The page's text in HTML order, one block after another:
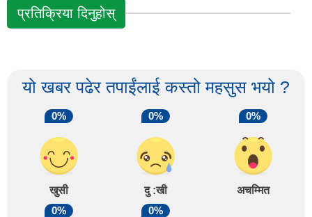
प्रतिक्रिया दिनुहोस्
यो खबर पढेर तपाईंलाई कस्तो महसुस भयो ?
0%
खुसी
0%
दु :खी
0%
अचम्मित
0%
0%